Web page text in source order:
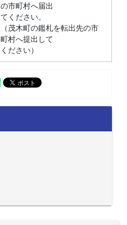
の市町村へ届出
てください。
（茂木町の鑑札を転出先の市
町村へ提出して
ください）